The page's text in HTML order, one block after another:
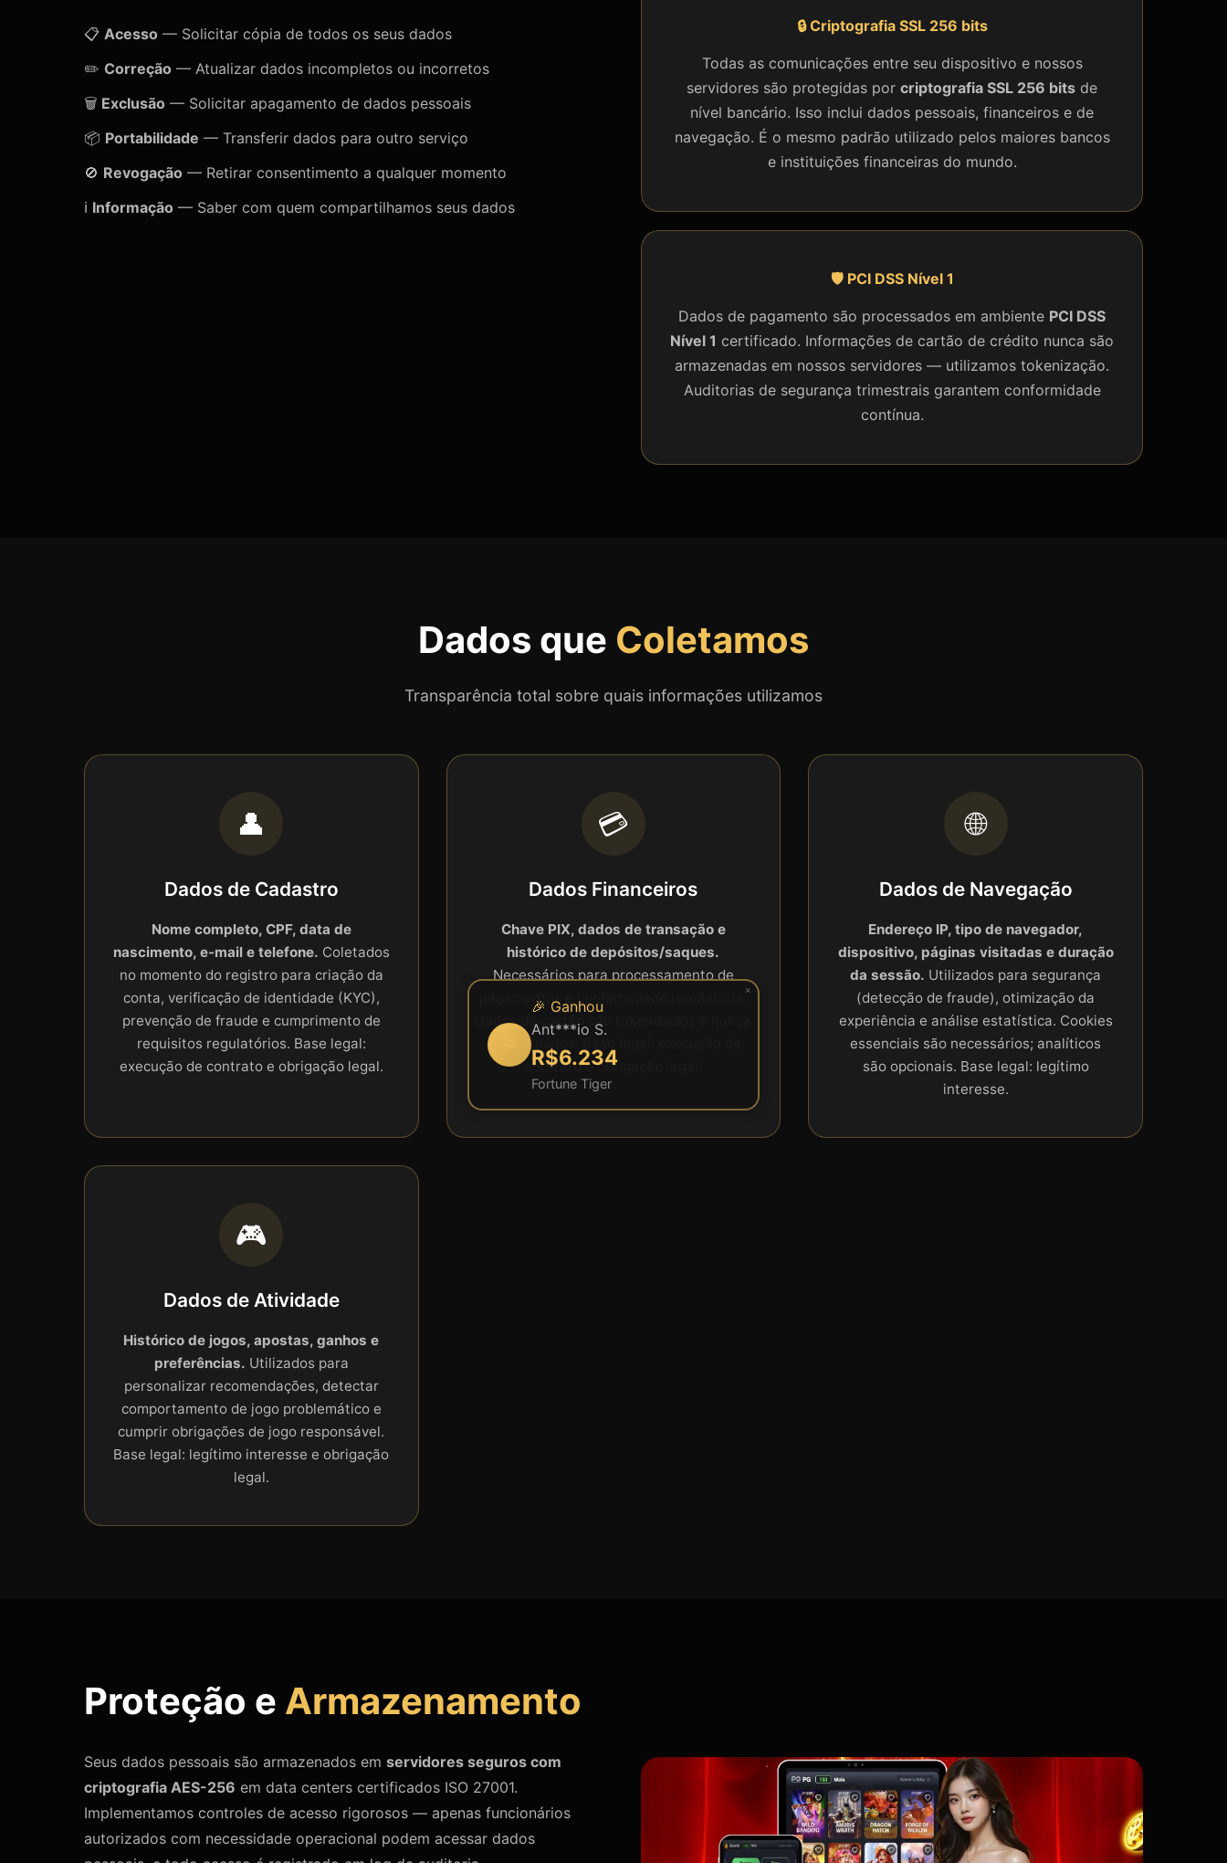
📋 Acesso — Solicitar cópia de todos os seus dados
✏️ Correção — Atualizar dados incompletos ou incorretos
🗑️ Exclusão — Solicitar apagamento de dados pessoais
📦 Portabilidade — Transferir dados para outro serviço
🚫 Revogação — Retirar consentimento a qualquer momento
ℹ️ Informação — Saber com quem compartilhamos seus dados
🔒 Criptografia SSL 256 bits
Todas as comunicações entre seu dispositivo e nossos
servidores são protegidas por criptografia SSL 256 bits de
nível bancário. Isso inclui dados pessoais, financeiros e de
navegação. É o mesmo padrão utilizado pelos maiores bancos
e instituições financeiras do mundo.
🛡️ PCI DSS Nível 1
Dados de pagamento são processados em ambiente PCI DSS
Nível 1 certificado. Informações de cartão de crédito nunca são
armazenadas em nossos servidores — utilizamos tokenização.
Auditorias de segurança trimestrais garantem conformidade
contínua.
Dados que Coletamos
Transparência total sobre quais informações utilizamos
👤
Dados de Cadastro
Nome completo, CPF, data de
nascimento, e-mail e telefone. Coletados
no momento do registro para criação da
conta, verificação de identidade (KYC),
prevenção de fraude e cumprimento de
requisitos regulatórios. Base legal:
execução de contrato e obrigação legal.
💳
Dados Financeiros
Chave PIX, dados de transação e
histórico de depósitos/saques.
Necessários para processamento de
pagamentos e conformidade regulatória.
Dados de cartão são tokenizados e nunca
armazenados. Base legal: execução de
contrato e obrigação legal.
🌐
Dados de Navegação
Endereço IP, tipo de navegador,
dispositivo, páginas visitadas e duração
da sessão. Utilizados para segurança
(detecção de fraude), otimização da
experiência e análise estatística. Cookies
essenciais são necessários; analíticos
são opcionais. Base legal: legítimo
interesse.
🎮
Dados de Atividade
Histórico de jogos, apostas, ganhos e
preferências. Utilizados para
personalizar recomendações, detectar
comportamento de jogo problemático e
cumprir obrigações de jogo responsável.
Base legal: legítimo interesse e obrigação
legal.
Proteção e Armazenamento
Seus dados pessoais são armazenados em servidores seguros com
criptografia AES-256 em data centers certificados ISO 27001.
Implementamos controles de acesso rigorosos — apenas funcionários
autorizados com necessidade operacional podem acessar dados
🎉 Ganhou
Ant***io S.
R$6.234
Fortune Tiger
×